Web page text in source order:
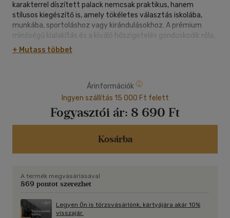
karakterrel díszített palack nemcsak praktikus, hanem
stílusos kiegészítő is, amely tökéletes választás iskolába,
munkába, sportoláshoz vagy kirándulásokhoz. A prémium
minőségű kialakítás és a kiváló hőszigetelés gondoskodik róla,
hogy kedvenc italod hosszabb ideig megőrizze a megfelelő
hőmérsékletet. :contentReference[oaicite:0]{index=0}
hideg italok akár 24 órán át, a meleg italok pedig akár 12 órán
át megőrzik hőmérsékletüket. A szivárgásmentes kialakítás
biztonságos használatot tesz lehetővé, így a kulacs bátran
hordozható táskában vagy hátizsákban is.
:contentReference[oaicite:1]{index=1}
o Duplafalú rozsdamentes acél kialakítás
o Akár 24 órás hidegtartás
o Akár 12 órás melegtartás
o Szivárgásmentes kupak
+ Mutass többet
Árinformációk
Ingyen szállítás 15 000 Ft felett
Fogyasztói ár: 8 690 Ft
Kosárba
A termék megvásárlásával
869 pontot szerezhet
Legyen Ön is törzsvásárlónk, kártyájára akár 10%
visszajár.